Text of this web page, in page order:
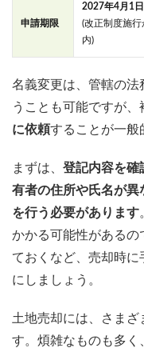
申請期限
2027年4月1
(改正制度施行
内)
名義変更は、管轄の
うことも可能ですが、
に依頼することが一般
まずは、 登記内容を確
有者の住所や氏名が異
を行う必要があります
かかる可能性があるの
ておくなど、売却時に
にしましょう。
土地売却には、さま
す。煩雑なものも多